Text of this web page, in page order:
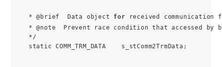
* @brief  Data object for received communication
* @note  Prevent race condition that accessed by
*/
static COMM_TRM_DATA    s_stComm2TrmData;